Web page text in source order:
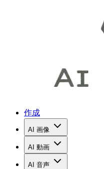
作成
AI 画像
AI 動画
AI 音声